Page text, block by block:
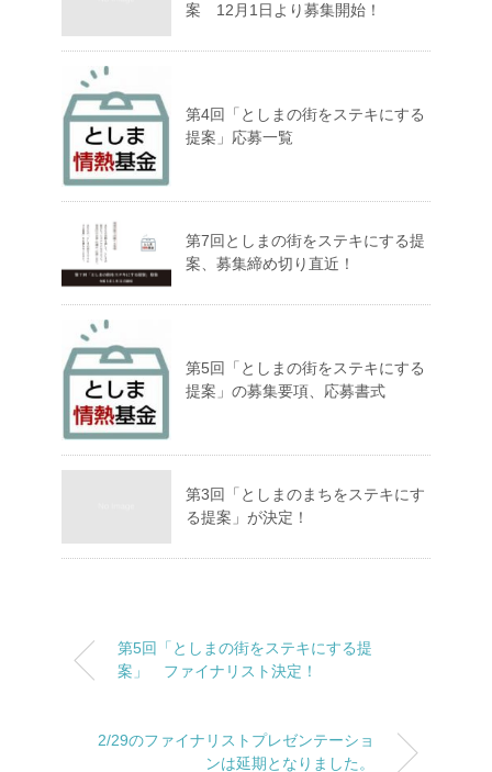
案 12月1日より募集開始！
第4回「としまの街をステキにする
提案」応募一覧
第7回としまの街をステキにする提
案、募集締め切り直近！
第5回「としまの街をステキにする
提案」の募集要項、応募書式
第3回「としまのまちをステキにす
る提案」が決定！
第5回「としまの街をステキにする提
案」 ファイナリスト決定！
2/29のファイナリストプレゼンテーショ
ンは延期となりました。